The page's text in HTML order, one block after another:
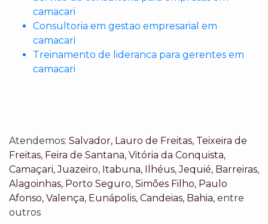
camacari
Consultoria em gestao empresarial em
camacari
Treinamento de lideranca para gerentes em
camacari
Atendemos: Salvador, Lauro de Freitas, Teixeira de
Freitas, Feira de Santana, Vitória da Conquista,
Camaçari,Juazeiro, Itabuna, Ilhéus,Jequié, Barreiras,
Alagoinhas, Porto Seguro, Simões Filho, Paulo
Afonso, Valença, Eunápolis, Candeias, Bahia, entre
outros